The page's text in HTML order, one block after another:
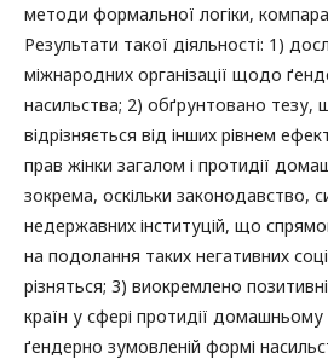
методи формальної логіки,
Результати такої діяльності: 1)
міжнародних організації щодо
насильства; 2) обґрунтовано тезу,
відрізняється від інших рівнем
прав жінки загалом і протидії
зокрема, оскільки законодавство,
недержавних інституцій, що
на подолання таких негативних
різняться; 3) виокремлено
країн у сфері протидії домашньому
ґендерно зумовленій формі